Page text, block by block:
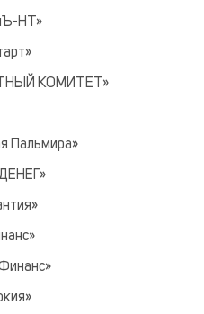
НТ»
КОМИТЕТ»
Пальмира»